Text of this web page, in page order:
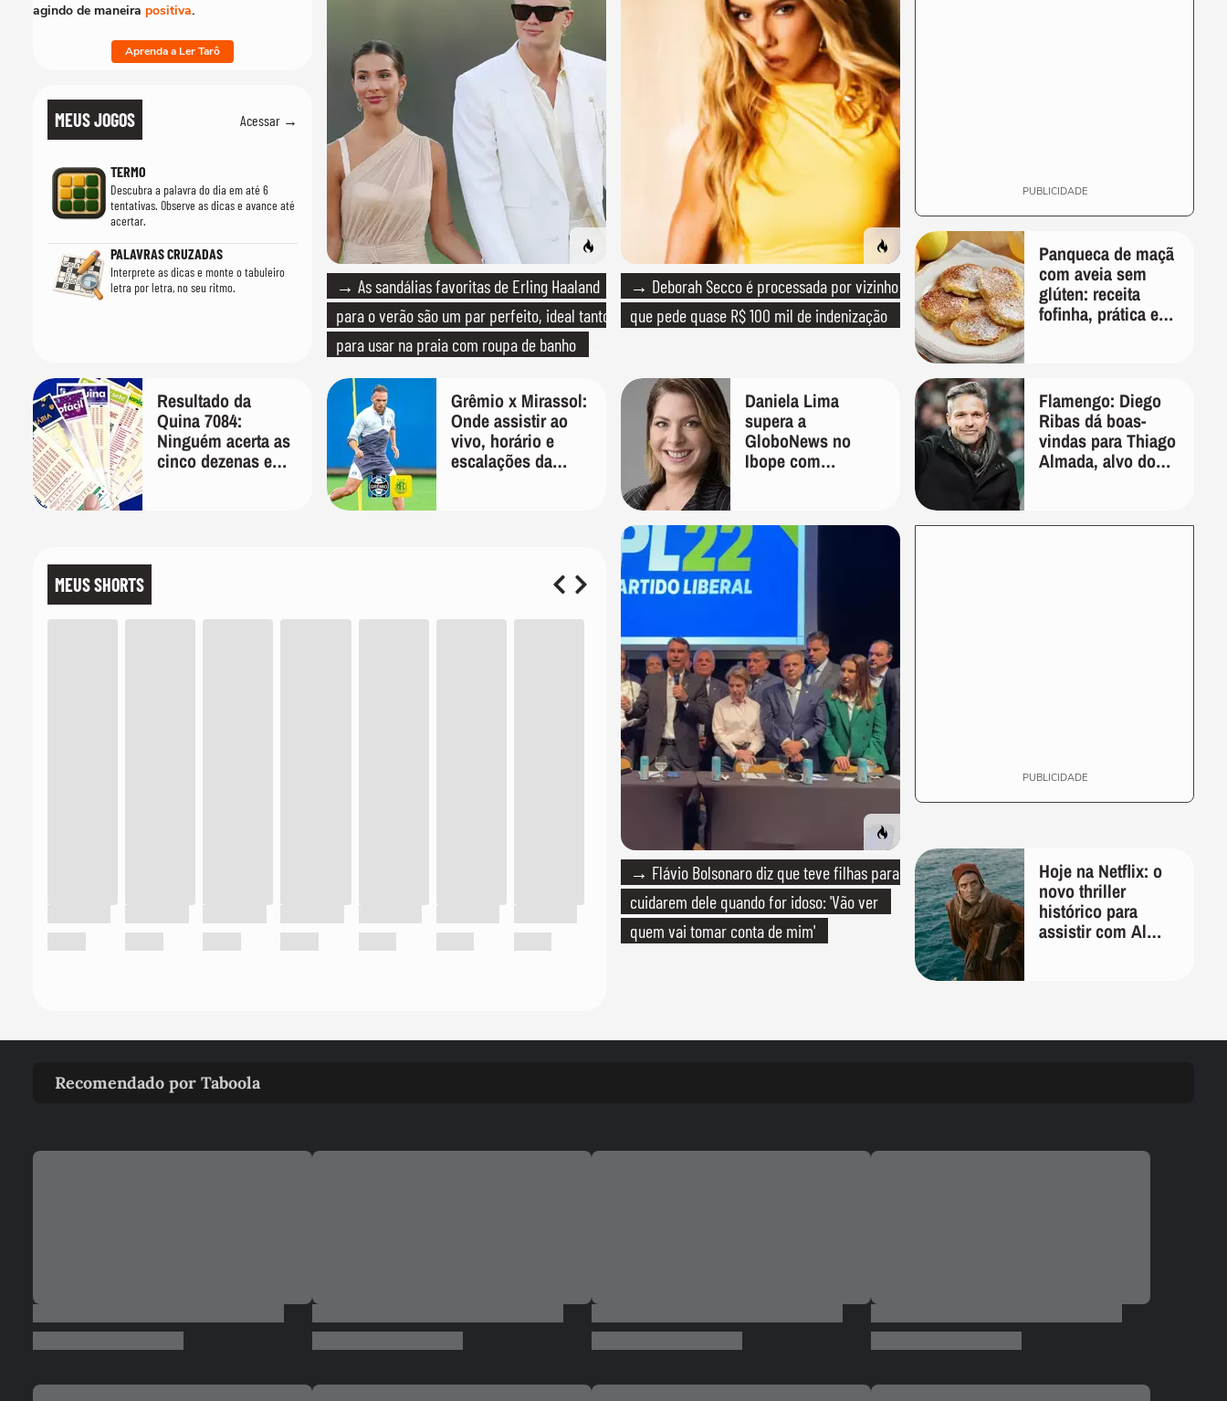
MEUS JOGOS Acessar →
TERMO
Descubra a palavra do dia em até 6
tentativas. Observe as dicas e avance até
acertar.
PALAVRAS CRUZADAS
Interprete as dicas e monte o tabuleiro
letra por letra, no seu ritmo.
→ As sandálias favoritas de Erling Haaland
para o verão são um par perfeito, ideal tanto
para usar na praia com roupa de banho
quanto em uma festa com terno de linho
→ Deborah Secco é processada por vizinho
que pede quase R$ 100 mil de indenização
PUBLICIDADE
→ Flávio Bolsonaro diz que teve filhas para
cuidarem dele quando for idoso: 'Vão ver
quem vai tomar conta de mim'
Panqueca de maçã
com aveia sem
glúten: receita
fofinha, prática e
Resultado da
Quina 7084:
Ninguém acerta as
cinco dezenas e
Grêmio x Mirassol:
Onde assistir ao
vivo, horário e
escalações da
Daniela Lima
supera a
GloboNews no
Ibope com
do canal
Flamengo: Diego
Ribas dá boas-
vindas para Thiago
Almada, alvo do
MEUS SHORTS
PUBLICIDADE
agindo de maneira positiva.
Aprenda a Ler Tarô
Hoje na Netflix: o
novo thriller
histórico para
assistir com Al
Recomendado por Taboola